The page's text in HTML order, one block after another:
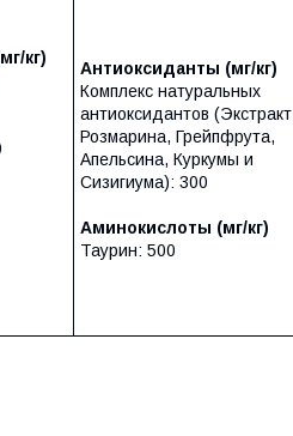
кг)
Антиоксиданты (мг/кг)
Комплекс натуральных
антиоксидантов (Экстракт
Розмарина, Грейпфрута,
Апельсина, Куркумы и
Сизигиума): 300
Аминокислоты (мг/кг)
Таурин: 500